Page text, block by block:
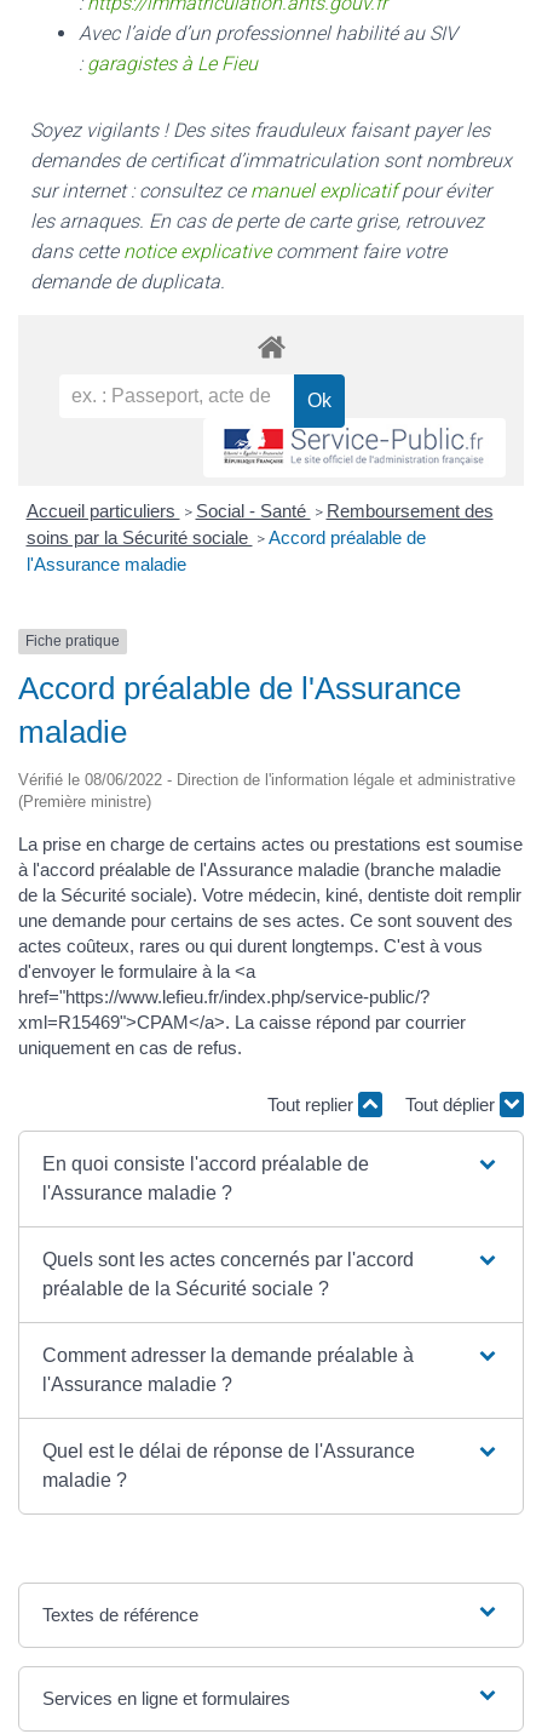
Avec l’aide d’un professionnel habilité au SIV
: garagistes à Le Fieu
Soyez vigilants ! Des sites frauduleux faisant payer les
demandes de certificat d’immatriculation sont nombreux
sur internet : consultez ce manuel explicatifpour éviter
les arnaques. En cas de perte de carte grise, retrouvez
dans cette notice explicativecomment faire votre
demande de duplicata.
Accueil particuliers > Social - Santé > Remboursement des
soins par la Sécurité sociale > Accord préalable de
l'Assurance maladie
Fiche pratique
Accord préalable de l'Assurance
maladie
Vérifié le 08/06/2022 - Direction de l'information légale et administrative
(Première ministre)
La prise en charge de certains actes ou prestations est soumise
à l'accord préalable de l'Assurance maladie (branche maladie
de la Sécurité sociale). Votre médecin, kiné, dentiste doit remplir
une demande pour certains de ses actes. Ce sont souvent des
actes coûteux, rares ou qui durent longtemps. C'est à vous
d'envoyer le formulaire à la <a
href="https://www.lefieu.fr/index.php/service-public/?
xml=R15469">CPAM</a>. La caisse répond par courrier
uniquement en cas de refus.
Tout replier Tout déplier
En quoi consiste l'accord préalable de
l'Assurance maladie ?
Quels sont les actes concernés par l'accord
préalable de la Sécurité sociale ?
Comment adresser la demande préalable à
l'Assurance maladie ?
Quel est le délai de réponse de l'Assurance
maladie ?
Textes de référence
Services en ligne et formulaires